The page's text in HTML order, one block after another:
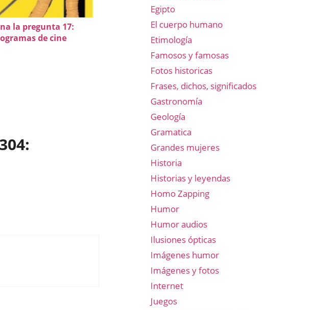
la pregunta 17:
de cine
Egipto
El cuerpo humano
Etimología
Famosos y famosas
Fotos historicas
Frases, dichos, significados
Gastronomía
Geología
Gramatica
Grandes mujeres
Historia
Historias y leyendas
Homo Zapping
Humor
Humor audios
Ilusiones ópticas
Imágenes humor
Imágenes y fotos
Internet
Juegos